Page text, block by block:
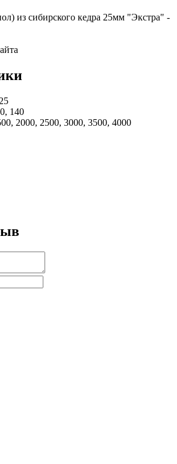
из сибирского кедра 25мм "Экстра" -
25
140
2000, 2500, 3000, 3500, 4000